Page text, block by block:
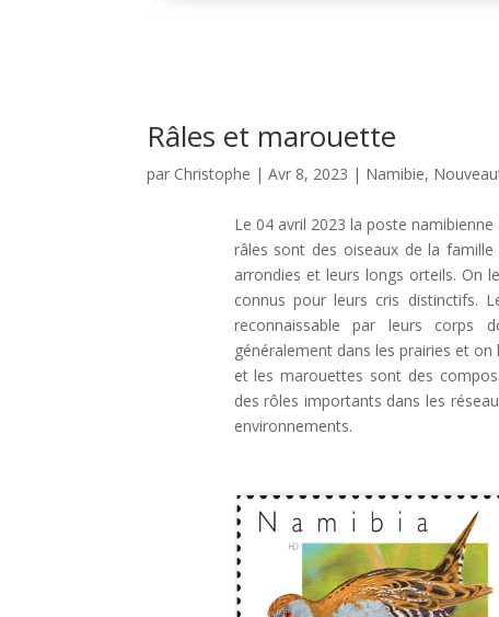
Râles et marouette
par Christophe |Avr 8, 2023 | Namibie,
Le 04 avril 2023 la poste
râles sont des oiseaux de la
arrondies et leurs longs orteils. On
connus pour leurs cris distinctifs.
reconnaissable par leurs corps
généralement dans les prairies et
et les marouettes sont des
des rôles importants dans les
environnements.